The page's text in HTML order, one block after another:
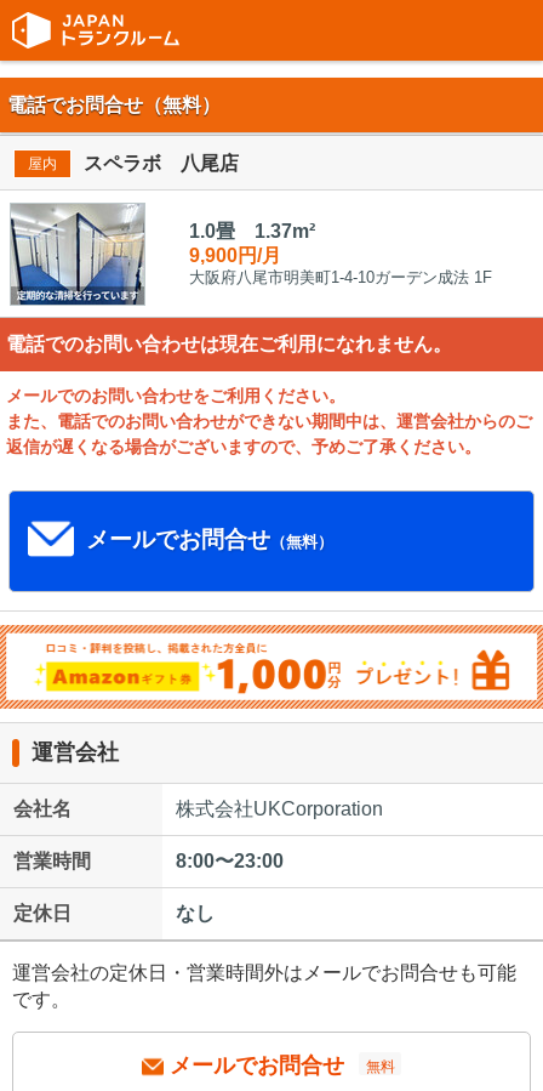
電話でお問合せ（無料）
屋内 スペラボ 八尾店
1.0畳 1.37m²
9,900円/月
大阪府八尾市明美町1-4-10ガーデン成法 1F
電話でのお問い合わせは現在ご利用になれません。
メールでのお問い合わせをご利用ください。
また、電話でのお問い合わせができない期間中は、運営会社からのご
返信が遅くなる場合がございますので、予めご了承ください。
メールでお問合せ （無料）
運営会社
会社名 株式会社UKCorporation
営業時間 8:00〜23:00
定休日 なし
運営会社の定休日・営業時間外はメールでお問合せも可能
です。
メールでお問合せ 無料